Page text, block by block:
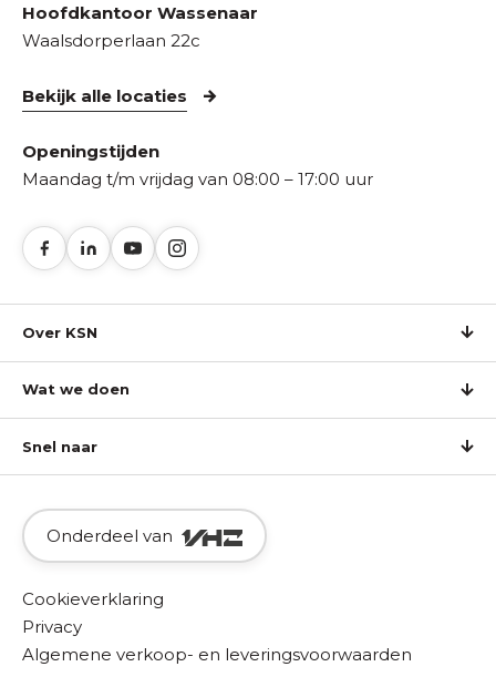
Hoofdkantoor Wassenaar
Waalsdorperlaan 22c
Bekijk alle locaties
Openingstijden
Maandag t/m vrijdag van 08:00 – 17:00 uur
Over KSN
Wat we doen
Snel naar
Onderdeel van
Cookieverklaring
Privacy
Algemene verkoop- en leveringsvoorwaarden